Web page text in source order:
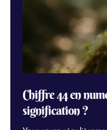
Chiffre 44 en
signification ?